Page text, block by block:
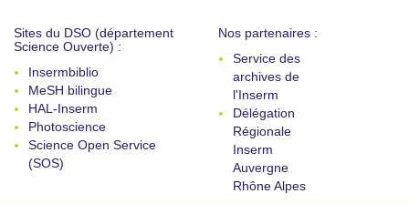
Sites du DSO (département
Science Ouverte) :
Insermbiblio
MeSH bilingue
HAL-Inserm
Photoscience
Science Open Service
(SOS)
Nos partenaires :
Service des
archives de
l'Inserm
Délégation
Régionale
Inserm
Auvergne
Rhône Alpes